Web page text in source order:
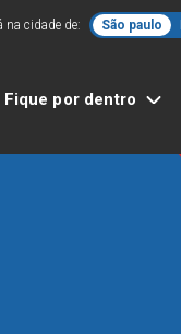
na cidade de: São paulo
Fique por dentro